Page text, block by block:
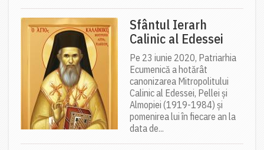
Sfântul Ierarh
Calinic al Edessei
Pe 23 iunie 2020, Patriarhia
Ecumenică a hotărât
canonizarea Mitropolitului
Calinic al Edessei, Pellei și
Almopiei (1919-1984) și
pomenirea lui în fiecare an la
data de...